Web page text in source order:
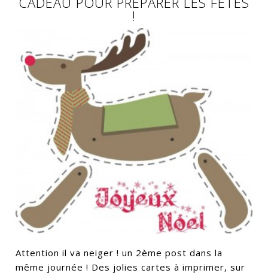
!
Attention il va neiger ! un 2ème post dans la
même journée ! Des jolies cartes à imprimer, sur